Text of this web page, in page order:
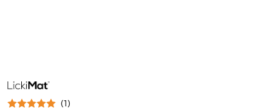
NAZWA
PRODUCENTA:
LICKIMAT
(1)